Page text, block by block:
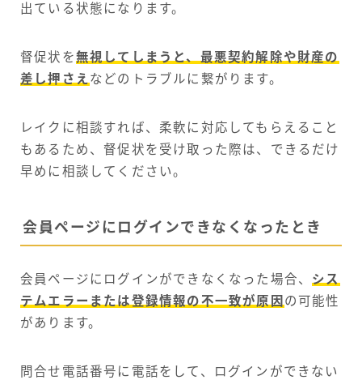
出ている状態になります。
督促状を無視してしまうと、最悪契約解除や財産の
差し押さえ などのトラブルに繋がります。
レイクに相談すれば、柔軟に対応してもらえること
もあるため、督促状を受け取った際は、できるだけ
早めに相談してください。
会員ページにログインできなくなったとき
会員ページにログインができなくなった場合、 シス
テムエラーまたは登録情報の不一致が原因 の可能性
があります。
問合せ電話番号に電話をして、ログインができない